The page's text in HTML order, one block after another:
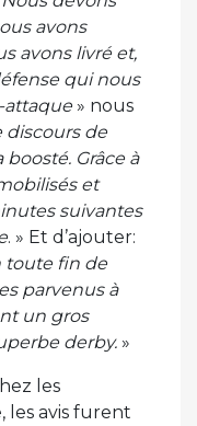
avons
avons livré et,
qui nous
attaque» nous
discours de
Grâce à
et
suivantes
. » Et d’ajouter:
toute fin de
parvenus à
un gros
derby. »
les
les avis furent